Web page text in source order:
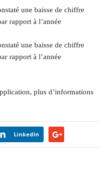
une baisse de chiffre
rapport à l’année
une baisse de chiffre
rapport à l’année
plus d’informations
LinkedIn